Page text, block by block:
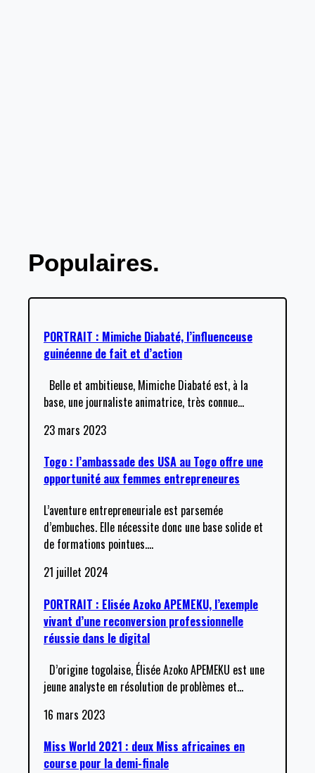
Populaires.
PORTRAIT : Mimiche Diabaté, l’influenceuse
guinéenne de fait et d’action
Belle et ambitieuse, Mimiche Diabaté est, à la
base, une journaliste animatrice, très connue…
23 mars 2023
Togo : l’ambassade des USA au Togo offre une
opportunité aux femmes entrepreneures
L’aventure entrepreneuriale est parsemée
d’embuches. Elle nécessite donc une base solide et
de formations pointues.…
21 juillet 2024
PORTRAIT : Elisée Azoko APEMEKU, l’exemple
vivant d’une reconversion professionnelle
réussie dans le digital
D’origine togolaise, Élisée Azoko APEMEKU est une
jeune analyste en résolution de problèmes et…
16 mars 2023
Miss World 2021 : deux Miss africaines en
course pour la demi-finale